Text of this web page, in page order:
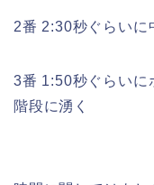
2番 2:30秒ぐらいに
3番 1:50秒ぐらいに
階段に湧く